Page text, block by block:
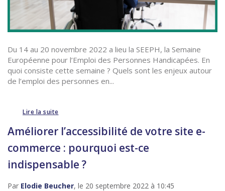
Du 14 au 20 novembre 2022 a lieu la SEEPH, la Semaine
Européenne pour l’Emploi des Personnes Handicapées. En
quoi consiste cette semaine ? Quels sont les enjeux autour
de l’emploi des personnes en...
Lire la suite
Améliorer l’accessibilité de votre site e-
commerce : pourquoi est-ce
indispensable ?
Par Elodie Beucher, le 20 septembre 2022 à 10:45